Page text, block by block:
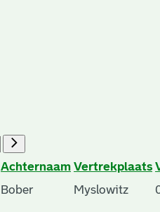
Achternaam Vertrekplaats
Bober Myslowitz